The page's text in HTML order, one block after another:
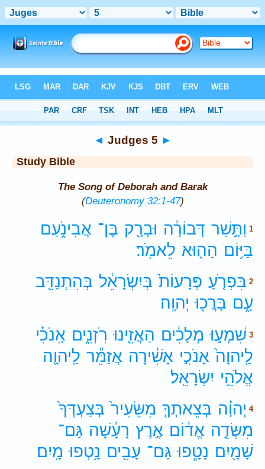
> Judges 5
◄ Judges 5 ►
Study Bible
The Song of Deborah and Barak
(Deuteronomy 32:1-47)
1 וַתָּ֣שַׁר דְּבוֹרָ֔ה וּבָרָ֖ק בֶּן־ אֲבִינֹ֑עַם
בַּיּ֥וֹם הַה֖וּא לֵאמֹֽר׃
2 בִּפְרֹ֤עַ פְּרָעוֹת֙ בְּיִשְׂרָאֵ֔ל בְּהִתְנַדֵּ֖ב
עָ֑ם בָּרֲכ֖וּ יְהוָֽה׃
3 שִׁמְע֣וּ מְלָכִ֔ים הַאֲזִ֖ינוּ רֹֽזְנִ֑ים אָֽנֹכִ֗י
לַֽיהוָה֙ אָנֹכִ֣י אָשִׁ֔ירָה אֲזַמֵּ֕ר לַֽיהוָ֖ה
אֱלֹהֵ֥י יִשְׂרָאֵֽל׃
4 יְהוָ֗ה בְּצֵאתְךָ֤ מִשֵּׂעִיר֙ בְּצַעְדְּךָ֙
מִשְּׂדֵ֣ה אֱד֔וֹם אֶ֣רֶץ רָעָ֔שָׁה גַּם־
שָׁמַ֖יִם נָטָ֑פוּ גַּם־ עָבִ֖ים נָ֥טְפוּ מָֽיִם׃